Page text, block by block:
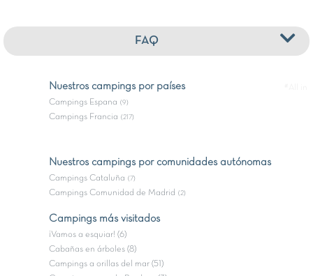
FAQ
Nuestros campings por países
Campings Espana (9)
Campings Francia (217)
Nuestros campings por comunidades autónomas
Campings Cataluña (7)
Campings Comunidad de Madrid (2)
Campings más visitados
¡Vamos a esquiar! (6)
Cabañas en árboles (8)
Campings a orillas del mar (51)